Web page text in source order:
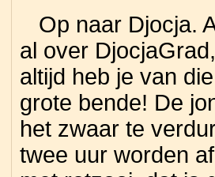
Op naar Djocja.
al over
altijd heb je van
grote bende! De
het zwaar te
twee uur worden